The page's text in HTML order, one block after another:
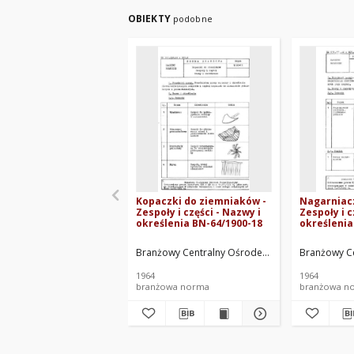
OBIEKTY podobne
Kopaczki do ziemniaków -
Zespoły i części - Nazwy i
określenia BN-64/1900-18
Branżowy Centralny Ośrodek Normalizacyjny.
1964
branżowa norma
Zespoły i
określenia
Branżowy
1964
branżowa